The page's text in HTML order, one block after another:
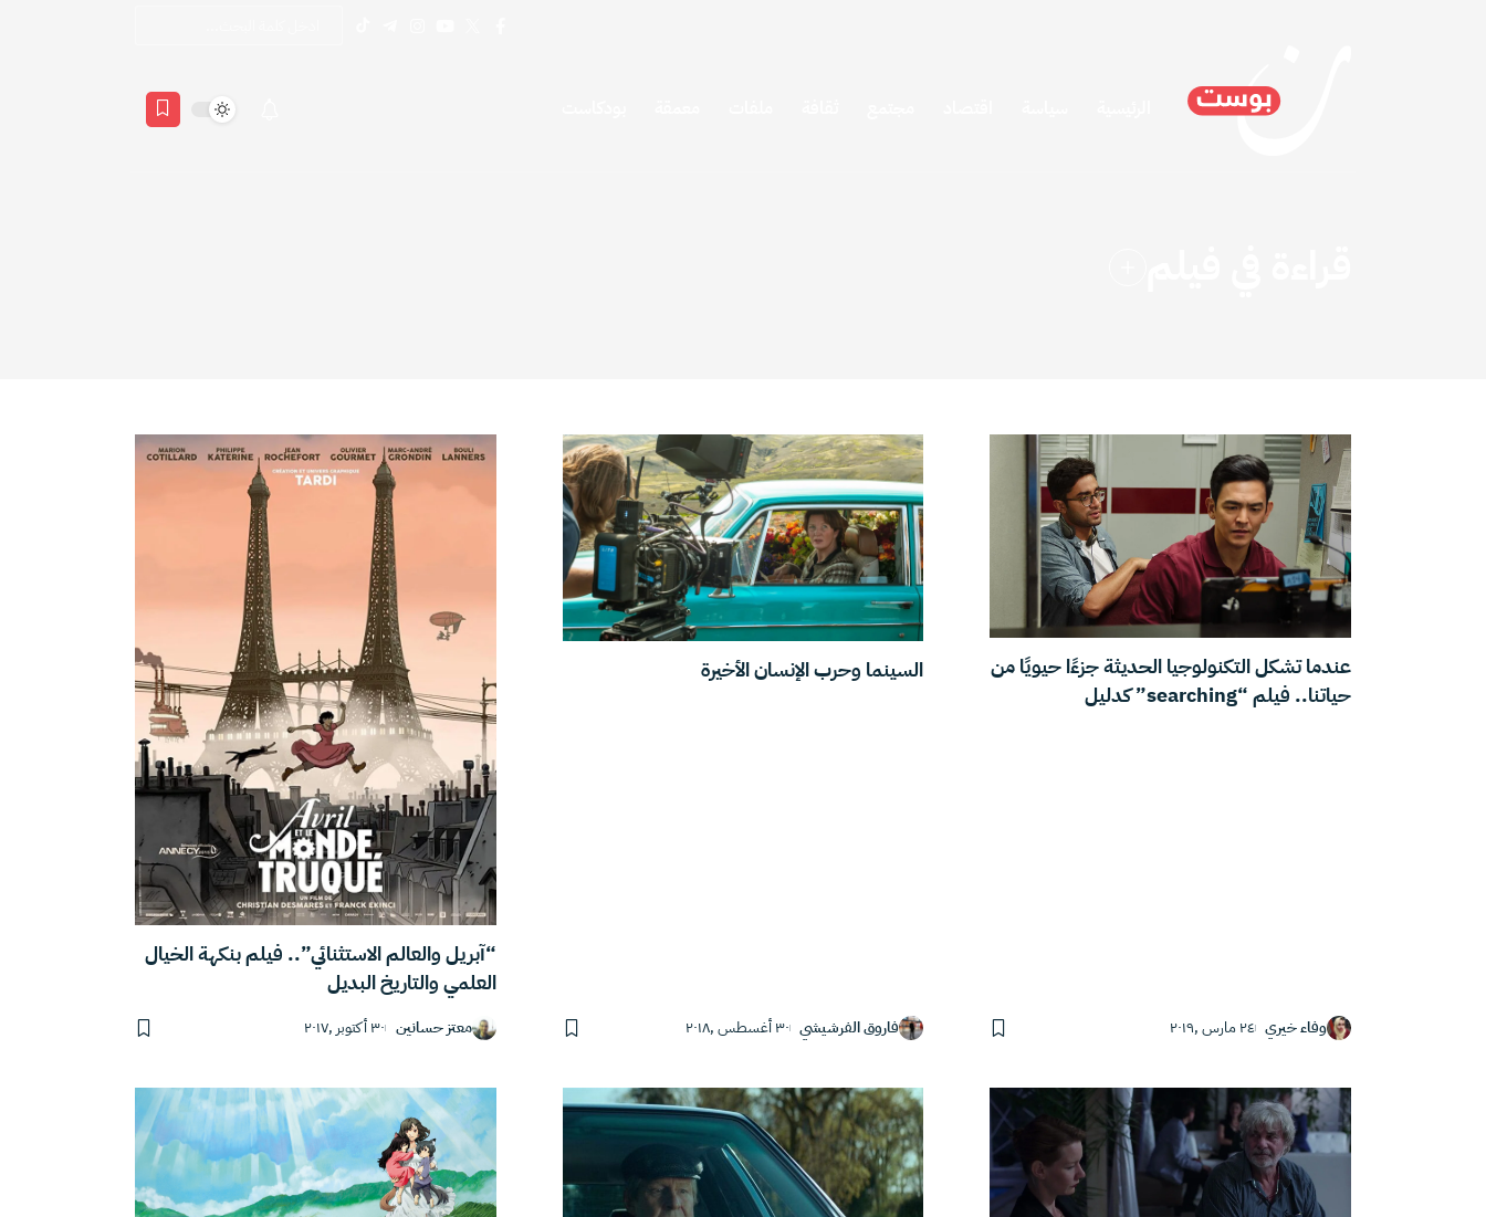
عندما تشكل التكنولوجيا الحديثة جزءًا حيويًا من
حياتنا.. فيلم “searching” كدليل
وفاء خيري ٢٤ مارس ,٢٠١٩
السينما وحرب الإنسان الأخيرة
فاروق الفرشيشي ٣٠ أغسطس ,٢٠١٨
“آبريل والعالم الاستثنائي”.. فيلم بنكهة الخيال
العلمي والتاريخ البديل
معتز حسانين ٣٠ أكتوبر ,٢٠١٧